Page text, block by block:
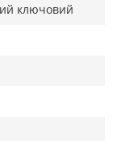
ключовий